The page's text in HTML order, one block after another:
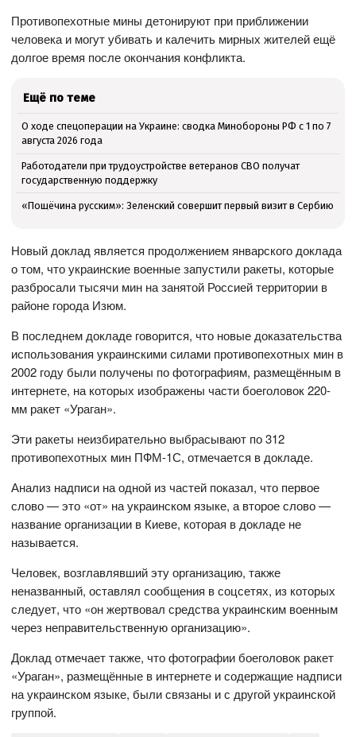
Противопехотные мины детонируют при приближении
человека и могут убивать и калечить мирных жителей ещё
долгое время после окончания конфликта.
Ещё по теме
О ходе спецоперации на Украине: сводка Минобороны РФ с 1 по 7
августа 2026 года
Работодатели при трудоустройстве ветеранов СВО получат
государственную поддержку
«Пощёчина русским»: Зеленский совершит первый визит в Сербию
Новый доклад является продолжением январского доклада
о том, что украинские военные запустили ракеты, которые
разбросали тысячи мин на занятой Россией территории в
районе города Изюм.
В последнем докладе говорится, что новые доказательства
использования украинскими силами противопехотных мин в
2002 году были получены по фотографиям, размещённым в
интернете, на которых изображены части боеголовок 220-
мм ракет «Ураган».
Эти ракеты неизбирательно выбрасывают по 312
противопехотных мин ПФМ-1С, отмечается в докладе.
Анализ надписи на одной из частей показал, что первое
слово — это «от» на украинском языке, а второе слово —
название организации в Киеве, которая в докладе не
называется.
Человек, возглавлявший эту организацию, также
неназванный, оставлял сообщения в соцсетях, из которых
следует, что «он жертвовал средства украинским военным
через неправительственную организацию».
Доклад отмечает также, что фотографии боеголовок ракет
«Ураган», размещённые в интернете и содержащие надписи
на украинском языке, были связаны и с другой украинской
группой.